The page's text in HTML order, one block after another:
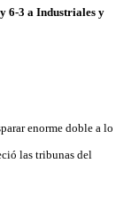
6-3 a Industriales y
enorme doble a lo
las tribunas del